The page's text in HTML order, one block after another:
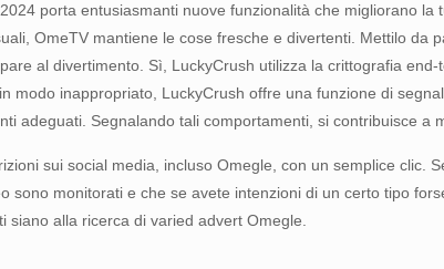
porta entusiasmanti nuove funzionalità che migliorano
OmeTV mantiene le cose fresche e divertenti. Mettilo
al divertimento. Sì, LuckyCrush utilizza la crittografia
modo inappropriato, LuckyCrush offre una funzione di
adeguati. Segnalando tali comportamenti, si contribuisce a
sui social media, incluso Omegle, con un semplice clic.
sono monitorati e che se avete intenzioni di un certo tipo
siano alla ricerca di varied advert Omegle.